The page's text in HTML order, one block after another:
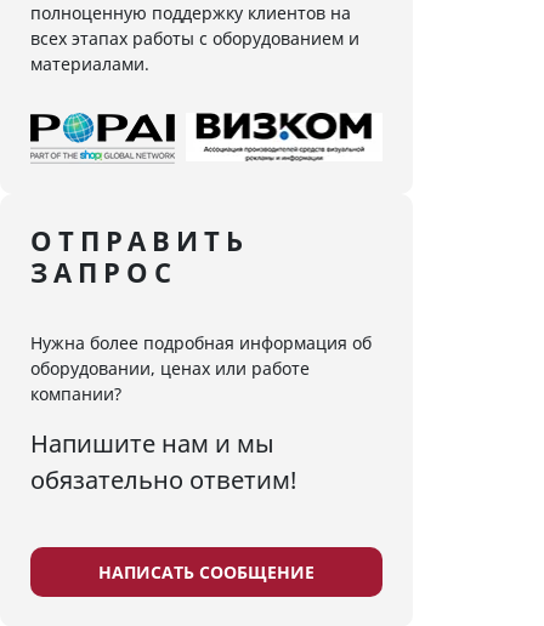
полноценную поддержку клиентов на
всех этапах работы с оборудованием и
материалами.
ОТПРАВИТЬ
ЗАПРОС
Нужна более подробная информация об
оборудовании, ценах или работе
компании?
Напишите нам и мы
обязательно ответим!
НАПИСАТЬ СООБЩЕНИЕ